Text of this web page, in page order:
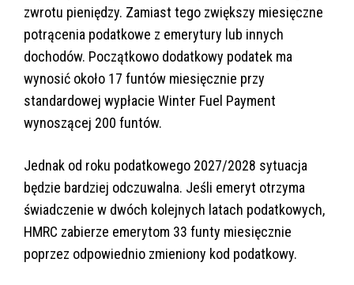
zwrotu pieniędzy. Zamiast tego zwiększy miesięczne
potrącenia podatkowe z emerytury lub innych
dochodów. Początkowo dodatkowy podatek ma
wynosić około 17 funtów miesięcznie przy
standardowej wypłacie Winter Fuel Payment
wynoszącej 200 funtów.
Jednak od roku podatkowego 2027/2028 sytuacja
będzie bardziej odczuwalna. Jeśli emeryt otrzyma
świadczenie w dwóch kolejnych latach podatkowych,
HMRC zabierze emerytom 33 funty miesięcznie
poprzez odpowiednio zmieniony kod podatkowy.